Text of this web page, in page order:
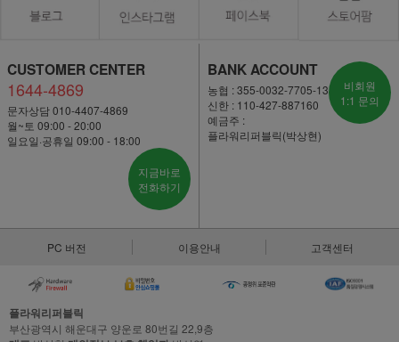
CUSTOMER CENTER
1644-4869
문자상담 010-4407-4869
월~토 09:00 - 20:00
일요일·공휴일 09:00 - 18:00
지금바로
전화하기
BANK ACCOUNT
농협 : 355-0032-7705-13
신한 : 110-427-887160
예금주 :
플라워리퍼블릭(박상현)
비회원
1:1 문의
PC 버전 이용안내 고객센터
플라워리퍼블릭
부산광역시 해운대구 양운로 80번길 22,9층